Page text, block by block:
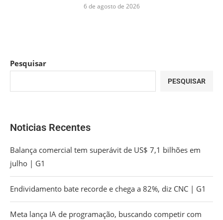
6 de agosto de 2026
Pesquisar
PESQUISAR
Noticias Recentes
Balança comercial tem superávit de US$ 7,1 bilhões em
julho | G1
Endividamento bate recorde e chega a 82%, diz CNC | G1
Meta lança IA de programação, buscando competir com